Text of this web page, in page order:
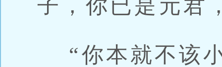
子，你已是元君
“你本就不该